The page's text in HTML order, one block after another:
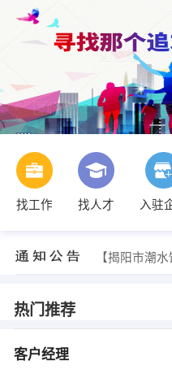
找工作 找人才 入驻
【揭阳市潮
热门推荐
客户经理